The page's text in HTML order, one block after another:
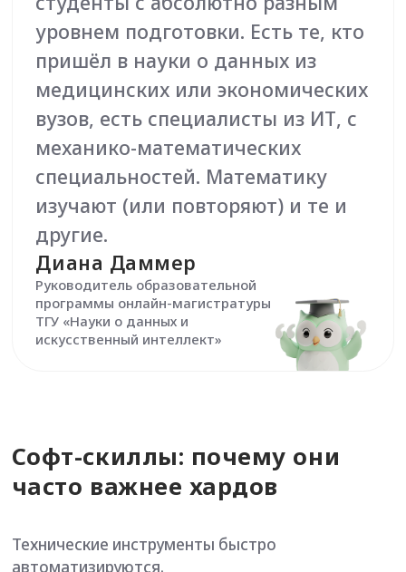
Технические инструменты быстро
автоматизируются.
может делать AutoML. А вот умение мыслить
критически, коммуницировать и задавать
правильные вопросы остаётся уникально
Именно эти навыки становятся главным
конкурентным преимуществом.
1. Критическое мышление
Модель может уверенно выдать ответ, который
окажется полной чушью. LLM не знают правду
— они знают, какие слова чаще встречаются
противоречия, сомневается в результатах.
вопросы)